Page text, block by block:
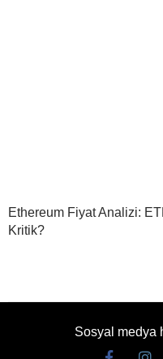
Ethereum Fiyat Analizi:
Kritik?
Sosyal medya